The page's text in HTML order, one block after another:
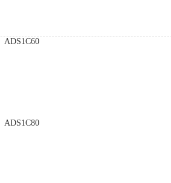
ADS1C60
ADS1C80